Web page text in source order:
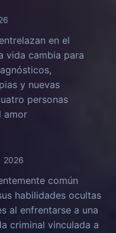
en el
vida cambia para
y nuevas
personas
amor
2026
común
habilidades ocultas
al enfrentarse a una
criminal vinculada a